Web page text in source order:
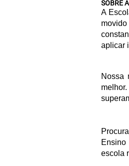
SOBRE
A
aplicar
Nossa
escola